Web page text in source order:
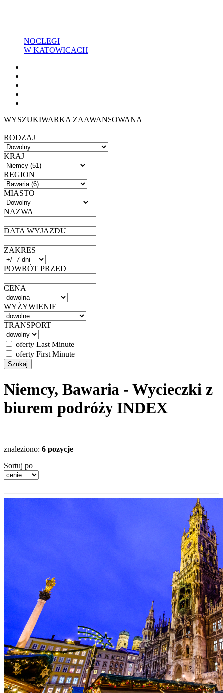
NOCLEGI
W KATOWICACH
WYSZUKIWARKA ZAAWANSOWANA
RODZAJ
KRAJ
REGION
MIASTO
NAZWA
DATA WYJAZDU
ZAKRES
POWRÓT PRZED
CENA
WYŻYWIENIE
TRANSPORT
oferty Last Minute
oferty First Minute
Niemcy, Bawaria - Wycieczki z
biurem podróży INDEX
znaleziono: 6 pozycje
Sortuj po